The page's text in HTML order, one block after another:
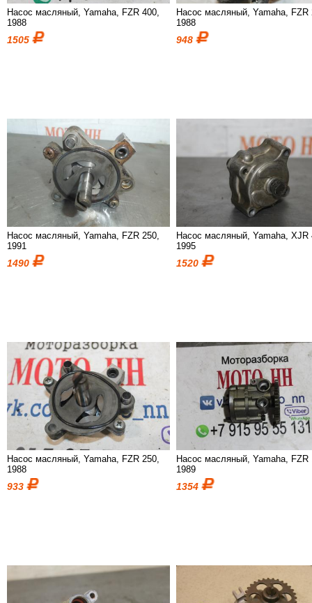
Насос масляный, Yamaha, FZR 400,
1988
1505
Насос масляный, Yamaha, FZR
1988
948
Насос масляный, Yamaha, FZR 250,
1991
1490
Насос масляный, Yamaha, XJR
1995
1520
Насос масляный, Yamaha, FZR 250,
1988
933
Насос масляный, Yamaha, FZR
1989
1354